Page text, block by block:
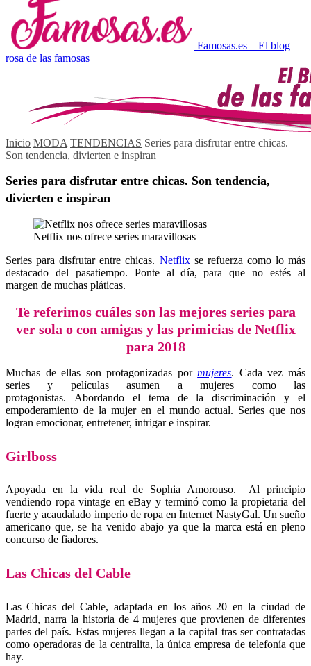
Famosas.es – El blog
rosa de las famosas
Inicio MODA TENDENCIAS Series para disfrutar entre chicas.
Son tendencia, divierten e inspiran
Series para disfrutar entre chicas. Son tendencia,
divierten e inspiran
Netflix nos ofrece series maravillosas
Series para disfrutar entre chicas. Netflixse refuerza como lo más
destacado del pasatiempo. Ponte al día, para que no estés al
margen de muchas pláticas.
Te referimos cuáles son las mejores series para
ver sola o con amigas y las primicias de Netflix
para 2018
Muchas de ellas son protagonizadas pormujeres. Cada vez más
series y películas asumen a mujeres como las
protagonistas. Abordando el tema de la discriminación y el
empoderamiento de la mujer en el mundo actual. Series que nos
logran emocionar, entretener, intrigar e inspirar.
Girlboss
Apoyada en la vida real de Sophia Amorouso. Al principio
vendiendo ropa vintage en eBay y terminó como la propietaria del
fuerte y acaudalado imperio de ropa en Internet NastyGal. Un sueño
americano que, se ha venido abajo ya que la marca está en pleno
concurso de fiadores.
Las Chicas del Cable
Las Chicas del Cable, adaptada en los años 20 en la ciudad de
Madrid, narra la historia de 4 mujeres que provienen de diferentes
partes del país. Estas mujeres llegan a la capital tras ser contratadas
como operadoras de la centralita, la única empresa de telefonía que
hay.